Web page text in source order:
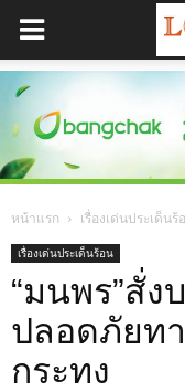
หน้าแรก เรื่องเด่นประเด็นร้
เรื่องเด่นประเด็นร้อน
“มนพร”สั่ง
ปลอดภัยท
กระทง